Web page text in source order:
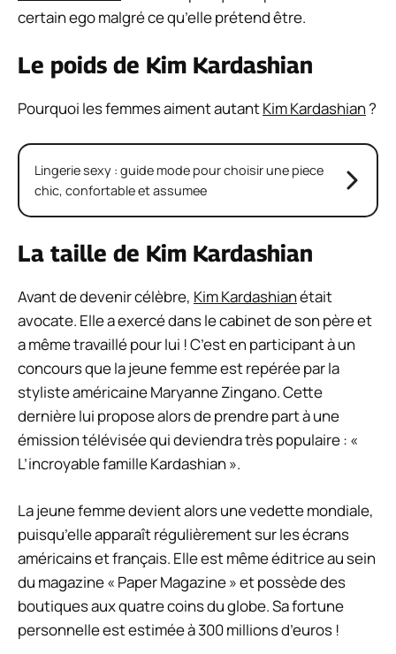
certain ego malgré ce qu’elle prétend être.
Le poids de Kim Kardashian
Pourquoi les femmes aiment autantKim Kardashian ?
Lingerie sexy : guide mode pour choisir une piece
chic, confortable et assumee
La taille de Kim Kardashian
Avant de devenir célèbre, Kim Kardashianétait
avocate. Elle a exercé dans le cabinet de son père et
a même travaillé pour lui ! C’est en participant à un
concours que la jeune femme est repérée par la
styliste américaine Maryanne Zingano. Cette
dernière lui propose alors de prendre part à une
émission télévisée qui deviendra très populaire : «
L’incroyable famille Kardashian ».
La jeune femme devient alors une vedette mondiale,
puisqu’elle apparaît régulièrement sur les écrans
américains et français. Elle est même éditrice au sein
du magazine « Paper Magazine » et possède des
boutiques aux quatre coins du globe. Sa fortune
personnelle est estimée à 300 millions d’euros !